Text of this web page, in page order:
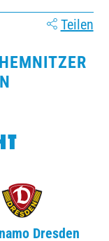
Teilen
F
Dresden